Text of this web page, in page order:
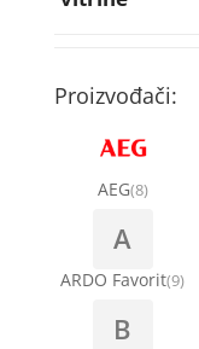
Ručice za
Šarke za veš
Točkići za sudo
Kompresori za
Kondenz creva
Nosači za klimu
Ostali
Proizvođači:
AEG(8)
A
ARDO Favorit(9)
B